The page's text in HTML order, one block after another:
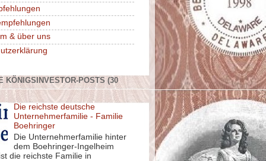
& über uns
KÖNIGSINVESTOR-POSTS (30
Die reichste deutsche
Unternehmerfamilie - Familie
Boehringer
Die Unternehmerfamilie hinter
dem Boehringer-Ingelheim
die reichste Familie in